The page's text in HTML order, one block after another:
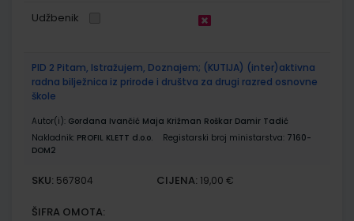
Udžbenik
PID 2 Pitam, Istražujem, Doznajem; (KUTIJA) (inter)aktivna
radna bilježnica iz prirode i društva za drugi razred osnovne
škole
Autor(i): Gordana Ivančić Maja Križman Roškar Damir Tadić
Nakladnik: PROFIL KLETT d.o.o. Registarski broj ministarstva: 7160-
DOM2
SKU: 567804 CIJENA: 19,00 €
ŠIFRA OMOTA: